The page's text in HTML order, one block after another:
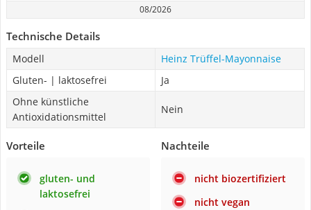
08/2026
Technische Details
Modell
Heinz Trüffel-Mayonnaise
Gluten- | laktosefrei
Ja
Ohne künstliche
Antioxidationsmittel
Nein
Vorteile
gluten- und
laktosefrei
Nachteile
nicht biozertifiziert
nicht vegan